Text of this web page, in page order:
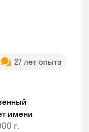
27 лет опыта
имени
г.